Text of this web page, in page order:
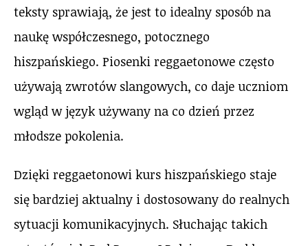
teksty sprawiają, że jest to idealny sposób na
naukę współczesnego, potocznego
hiszpańskiego. Piosenki reggaetonowe często
używają zwrotów slangowych, co daje uczniom
wgląd w język używany na co dzień przez
młodsze pokolenia.
Dzięki reggaetonowi kurs hiszpańskiego staje
się bardziej aktualny i dostosowany do realnych
sytuacji komunikacyjnych. Słuchając takich